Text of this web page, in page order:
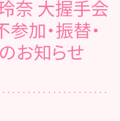
奈 大握手会
加・振替・
お知らせ